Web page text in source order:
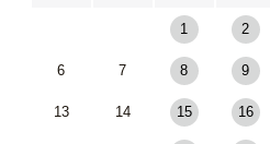
1 2
6 7 8 9
13 14 15 16